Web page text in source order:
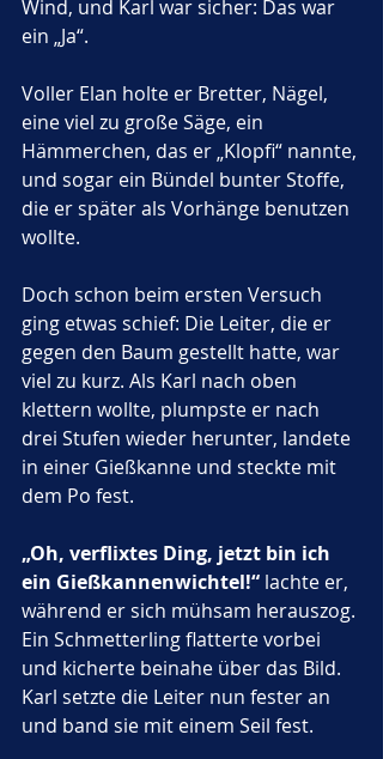
Wind, und Karl war sicher: Das war
ein „Ja“.
Voller Elan holte er Bretter, Nägel,
eine viel zu große Säge, ein
Hämmerchen, das er „Klopfi“ nannte,
und sogar ein Bündel bunter Stoffe,
die er später als Vorhänge benutzen
wollte.
Doch schon beim ersten Versuch
ging etwas schief: Die Leiter, die er
gegen den Baum gestellt hatte, war
viel zu kurz. Als Karl nach oben
klettern wollte, plumpste er nach
drei Stufen wieder herunter, landete
in einer Gießkanne und steckte mit
dem Po fest.
„Oh, verflixtes Ding, jetzt bin ich
ein Gießkannenwichtel!“ lachte er,
während er sich mühsam herauszog.
Ein Schmetterling flatterte vorbei
und kicherte beinahe über das Bild.
Karl setzte die Leiter nun fester an
und band sie mit einem Seil fest.